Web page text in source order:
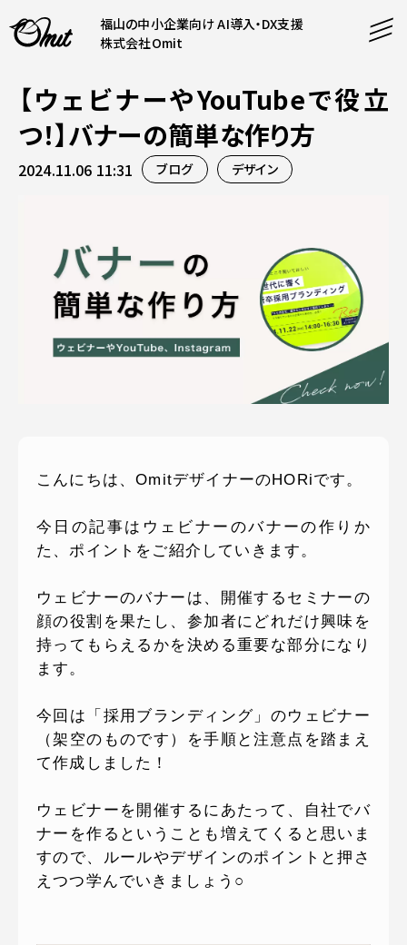
福山の中小企業向け AI導入・DX支援
株式会社Omit
SERVICE
事業内容
AI導入支援
課題解決
制作実績
料金表
COMPANY
企業案内
会社概要
オミラボWEBでお問い合わせ
月〜金曜10:00 〜 19:00 ( 土日祝定休 )
【ウェビナーやYouTubeで役立
つ！】バナーの簡単な作り方
2024.11.06 11:31 ブログ デザイン
こんにちは、OmitデザイナーのHORiです。
今日の記事はウェビナーのバナーの作りか
た、ポイントをご紹介していきます。
ウェビナーのバナーは、開催するセミナーの
顔の役割を果たし、参加者にどれだけ興味を
持ってもらえるかを決める重要な部分になり
ます。
今回は「採用ブランディング」のウェビナー
（架空のものです）を手順と注意点を踏まえ
て作成しました！
ウェビナーを開催するにあたって、自社でバ
ナーを作るということも増えてくると思いま
すので、ルールやデザインのポイントと押さ
えつつ学んでいきましょう○